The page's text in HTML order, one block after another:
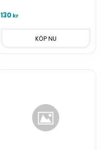
serie UxxxM eller Uxxx med
130 kr